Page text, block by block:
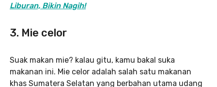
Liburan, Bikin Nagih!
3. Mie celor
Suak makan mie? kalau gitu, kamu bakal suka
makanan ini. Mie celor adalah salah satu makanan
khas Sumatera Selatan yang berbahan utama udang